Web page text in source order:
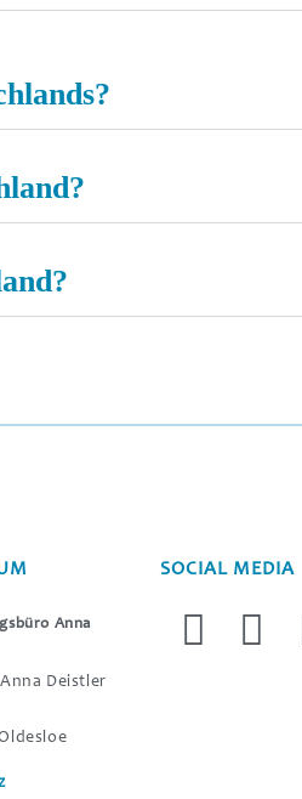
Anna
Anna Deistler
SOCIAL MEDIA